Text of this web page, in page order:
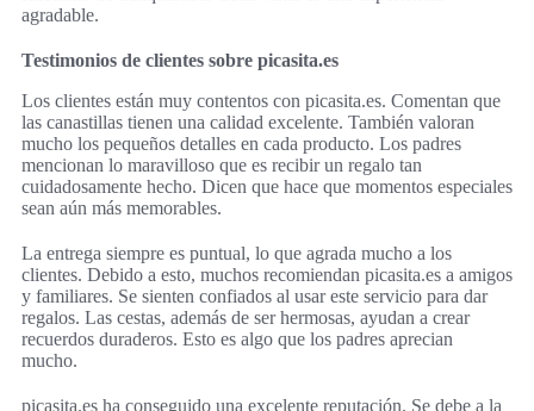
agradable.
Testimonios de clientes sobre picasita.es
Los clientes están muy contentos con picasita.es. Comentan que
las canastillas tienen una calidad excelente. También valoran
mucho los pequeños detalles en cada producto. Los padres
mencionan lo maravilloso que es recibir un regalo tan
cuidadosamente hecho. Dicen que hace que momentos especiales
sean aún más memorables.
La entrega siempre es puntual, lo que agrada mucho a los
clientes. Debido a esto, muchos recomiendan picasita.es a amigos
y familiares. Se sienten confiados al usar este servicio para dar
regalos. Las cestas, además de ser hermosas, ayudan a crear
recuerdos duraderos. Esto es algo que los padres aprecian
mucho.
picasita.es ha conseguido una excelente reputación. Se debe a la